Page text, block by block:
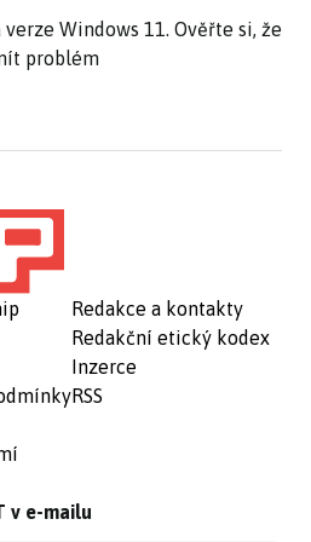
Windows 11. Ověřte si, že
problém
Redakce a kontakty
Redakční etický kodex
Inzerce
RSS
v e-mailu